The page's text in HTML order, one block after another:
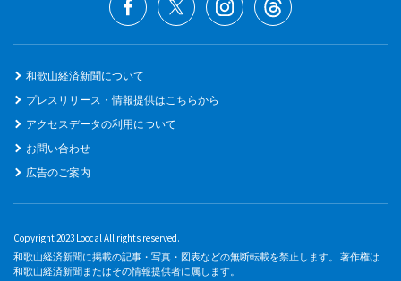
和歌山経済新聞について
プレスリリース・情報提供はこちらから
アクセスデータの利用について
お問い合わせ
広告のご案内
Copyright 2023 Loocal All rights reserved.
和歌山経済新聞に掲載の記事・写真・図表などの無断転載を禁止します。 著作権は
和歌山経済新聞またはその情報提供者に属します。